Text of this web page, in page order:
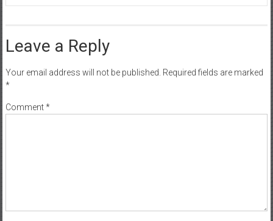
Leave a Reply
Your email address will not be published. Required fields are marked
*
Comment*